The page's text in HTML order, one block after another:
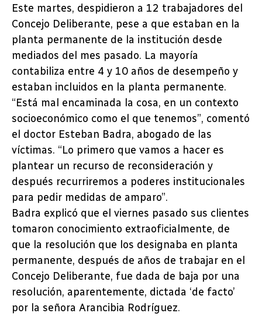
Este martes, despidieron a 12 trabajadores del
Concejo Deliberante, pese a que estaban en la
planta permanente de la institución desde
mediados del mes pasado. La mayoría
contabiliza entre 4 y 10 años de desempeño y
estaban incluidos en la planta permanente.
“Está mal encaminada la cosa, en un contexto
socioeconómico como el que tenemos”, comentó
el doctor Esteban Badra, abogado de las
víctimas. “Lo primero que vamos a hacer es
plantear un recurso de reconsideración y
después recurriremos a poderes institucionales
para pedir medidas de amparo”.
Badra explicó que el viernes pasado sus clientes
tomaron conocimiento extraoficialmente, de
que la resolución que los designaba en planta
permanente, después de años de trabajar en el
Concejo Deliberante, fue dada de baja por una
resolución, aparentemente, dictada ‘de facto’
por la señora Arancibia Rodríguez.